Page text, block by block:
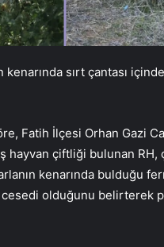
kenarında sırt çantası
Fatih İlçesi Orhan Gazi
hayvan çiftliği bulunan RH,
kenarında bulduğu
cesedi olduğunu belirterek